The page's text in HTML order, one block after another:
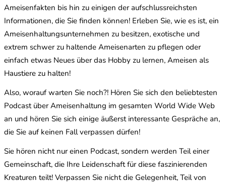
Ameisenfakten bis hin zu einigen der aufschlussreichsten
Informationen, die Sie finden können! Erleben Sie, wie es ist, ein
Ameisenhaltungsunternehmen zu besitzen, exotische und
extrem schwer zu haltende Ameisenarten zu pflegen oder
einfach etwas Neues über das Hobby zu lernen, Ameisen als
Haustiere zu halten!
Also, worauf warten Sie noch?! Hören Sie sich den beliebtesten
Podcast über Ameisenhaltung im gesamten World Wide Web
an und hören Sie sich einige äußerst interessante Gespräche an,
die Sie auf keinen Fall verpassen dürfen!
Sie hören nicht nur einen Podcast, sondern werden Teil einer
Gemeinschaft, die Ihre Leidenschaft für diese faszinierenden
Kreaturen teilt! Verpassen Sie nicht die Gelegenheit, Teil von